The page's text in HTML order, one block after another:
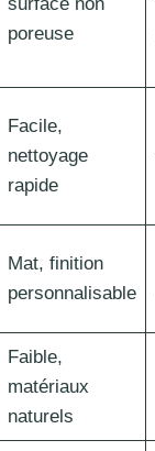
poreuse
Facile,
nettoyage
rapide
Mat, finition
personnalisable
Faible,
matériaux
naturels